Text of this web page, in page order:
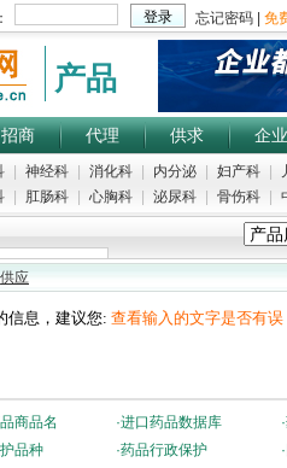
产品
招商 代理 供求 企业
神经科 消化科 内分泌 妇产科
肛肠科 心胸科 泌尿科 骨伤科
供应
息，建议您: 查看输入的文字是否有误
商品名 ·进口药品数据库 ·
品种 ·药品行政保护 ·